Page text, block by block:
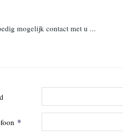
mogelijk contact met u ...
*